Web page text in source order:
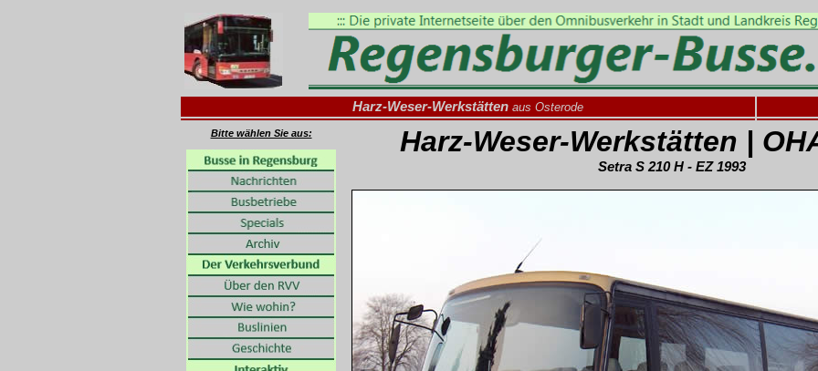
Harz-Weser-Werkstätten aus Osterode
Bitte wählen Sie aus: Harz-Weser-Werkstätten |
Setra S 210 H - EZ 1993